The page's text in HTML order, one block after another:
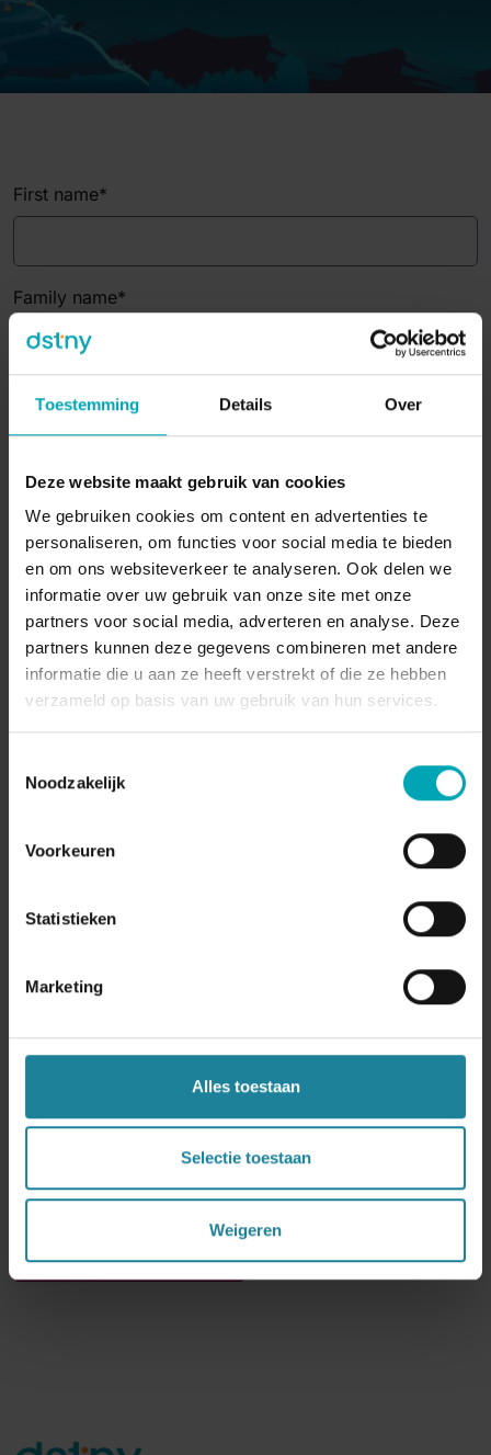
Toestemming Details Over
Deze website maakt gebruik van cookies
We gebruiken cookies om content en advertenties te
personaliseren, om functies voor social media te bieden
en om ons websiteverkeer te analyseren. Ook delen we
informatie over uw gebruik van onze site met onze
partners voor social media, adverteren en analyse. Deze
partners kunnen deze gegevens combineren met andere
informatie die u aan ze heeft verstrekt of die ze hebben
verzameld op basis van uw gebruik van hun services.
Noodzakelijk
Voorkeuren
Statistieken
Marketing
Alles toestaan
Selectie toestaan
Weigeren
First name*
Family name*
Company name
Your Email *
Phone number *
optin terms of use
Preferred language